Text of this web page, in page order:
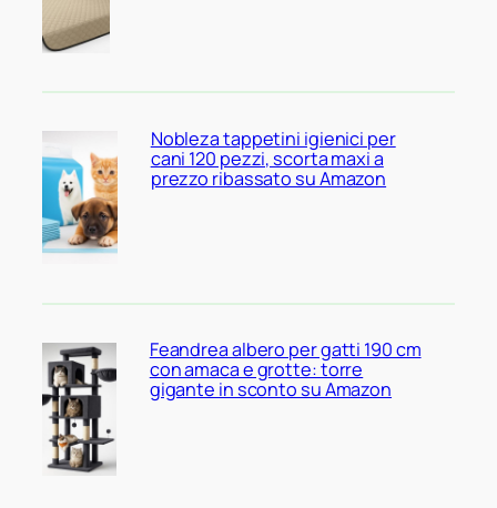
Nobleza tappetini igienici per
cani 120 pezzi, scorta maxi a
prezzo ribassato su Amazon
Feandrea albero per gatti 190 cm
con amaca e grotte: torre
gigante in sconto su Amazon